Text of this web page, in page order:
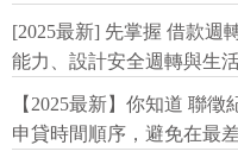
[2025最新] 先掌握 借款週
能力、設計安全週轉與生
【2025最新】你知道 聯
申貸時間順序，避免在最